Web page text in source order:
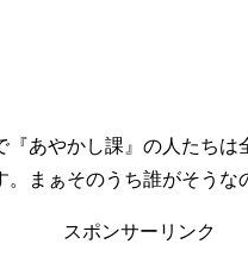
『あやかし課』の人たち
まぁそのうち誰がそうな
スポンサーリンク